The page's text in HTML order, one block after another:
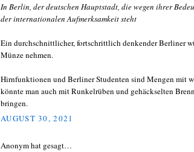
In Berlin, der deutschen Hauptstadt, die wegen ihrer
der internationalen Aufmerksamkeit steht
Ein durchschnittlicher, fortschrittlich denkender Berliner
Münze nehmen.
Hirnfunktionen und Berliner Studenten sind Mengen mit
könnte man auch mit Runkelrüben und gehäckselten
bringen.
AUGUST 30, 2021
Anonym hat gesagt…